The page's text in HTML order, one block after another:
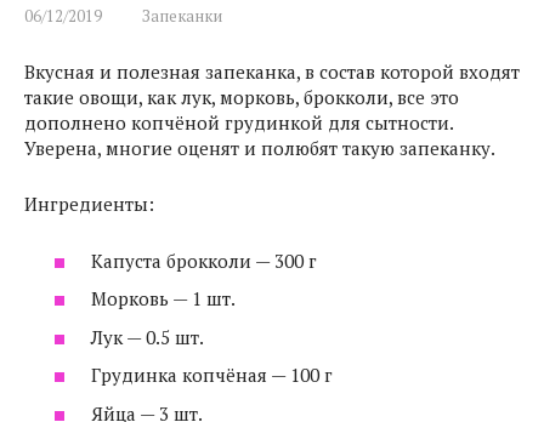
06/12/2019 Запеканки
Вкусная и полезная запеканка, в состав которой входят
такие овощи, как лук, морковь, брокколи, все это
дополнено копчёной грудинкой для сытности.
Уверена, многие оценят и полюбят такую запеканку.
Ингредиенты:
Капуста брокколи — 300 г
Морковь — 1 шт.
Лук — 0.5 шт.
Грудинка копчёная — 100 г
Яйца — 3 шт.